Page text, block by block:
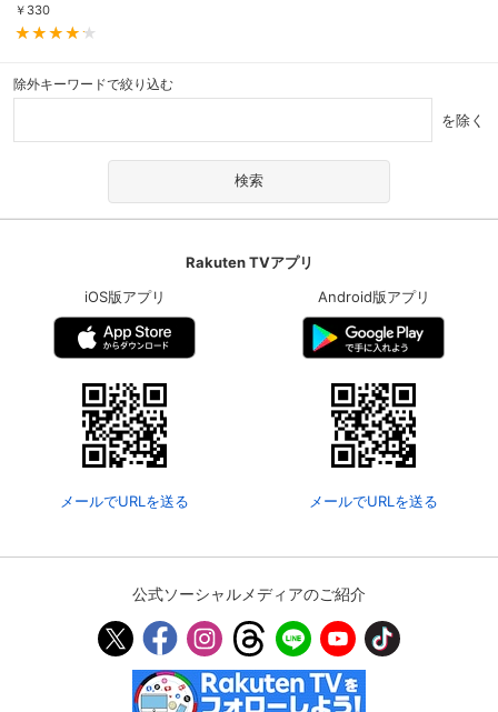
￥ 330
除外キーワードで絞り込む
を除く
Rakuten TVアプリ
iOS版アプリ
メールでURLを送る
Android版アプリ
メールでURLを送る
公式ソーシャルメディアのご紹介